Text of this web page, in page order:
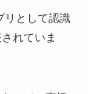
リとして認識
れていま